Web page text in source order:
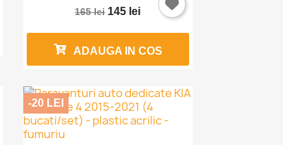
165 lei 145 lei
ADAUGA IN COS
-20 LEI